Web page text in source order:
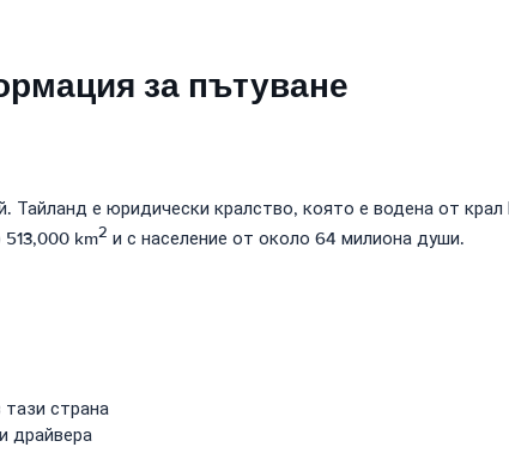
за пътуване
е юридически кралство, която е водена от
km2 и с население от около 64 милиона души.
страна
драйвера